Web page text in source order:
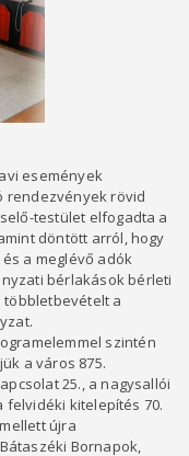
események
rendezvények rövid
testület elfogadta a
döntött arról, hogy
a meglévő adók
bérlakások bérleti
többletbevételt a
szintén
a város 875.
25., a nagysallói
kitelepítés 70.
újra
Bornapok,